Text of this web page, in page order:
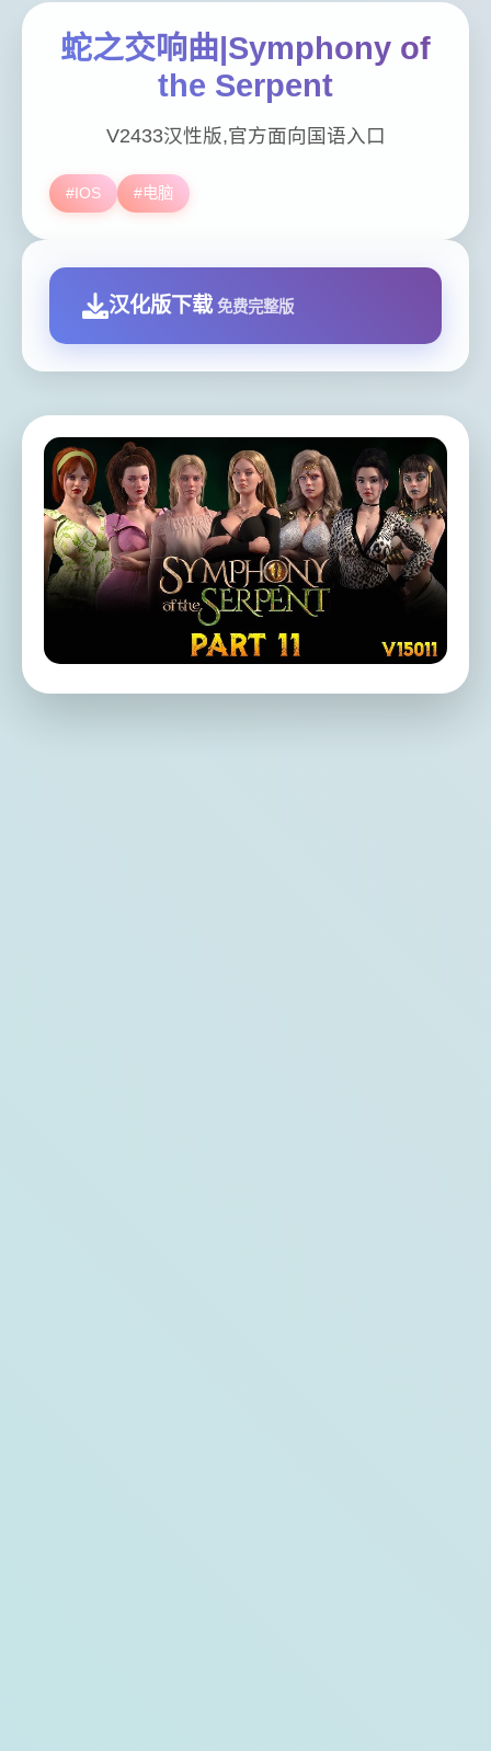
蛇之交响曲|Symphony of
the Serpent
V2433汉性版,官方面向国语入口
#IOS #电脑
汉化版下载 免费完整版